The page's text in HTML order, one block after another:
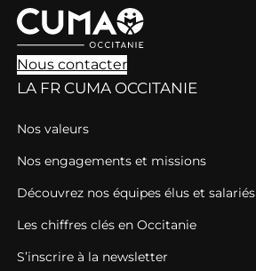
Nous contacter
LA FR CUMA OCCITANIE
Nos valeurs
Nos engagements et missions
Découvrez nos équipes élus et salariés
Les chiffres clés en Occitanie
S’inscrire à la newsletter